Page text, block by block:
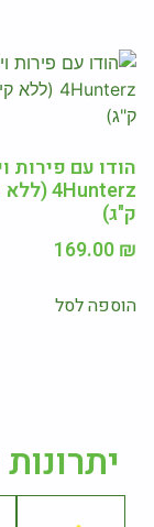
הודו עם פירות
ק"ג)
169.00₪
הוספה לסל